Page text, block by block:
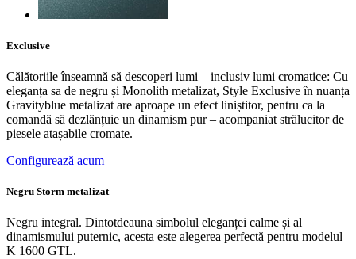
Exclusive
Călătoriile înseamnă să descoperi lumi – inclusiv lumi cromatice: Cu
eleganța sa de negru și Monolith metalizat, Style Exclusive în nuanța
Gravityblue metalizat are aproape un efect liniștitor, pentru ca la
comandă să dezlănțuie un dinamism pur – acompaniat strălucitor de
piesele atașabile cromate.
Configurează acum
Negru Storm metalizat
Negru integral. Dintotdeauna simbolul eleganței calme și al
dinamismului puternic, acesta este alegerea perfectă pentru modelul
K 1600 GTL.